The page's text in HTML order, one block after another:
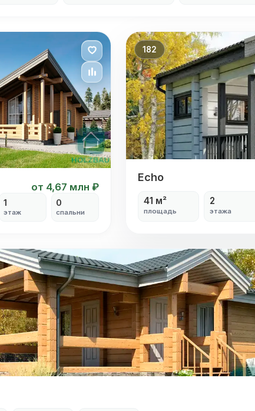
от 4,67 млн ₽
1
этаж
0
спальни
182
Echo
Echo
41 м²
площадь
2
этажа